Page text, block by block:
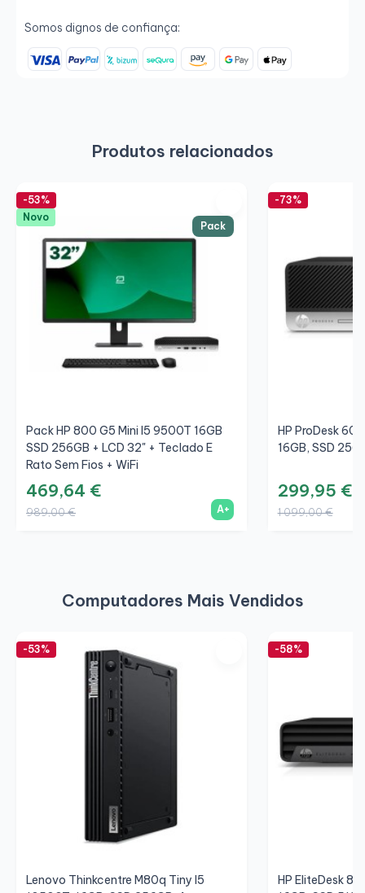
Somos dignos de confiança:
Produtos relacionados
Pack
-53%
Novo
Pack HP 800 G5 Mini I5 9500T 16GB
SSD 256GB + LCD 32" + Teclado E
Rato Sem Fios + WiFi
469,64 €
989,00 € A+
-73%
HP ProDesk
16GB, SSD
299,95 €
1 099,00 €
Computadores Mais Vendidos
-53%
Lenovo Thinkcentre M80q Tiny I5
-58%
HP EliteDesk